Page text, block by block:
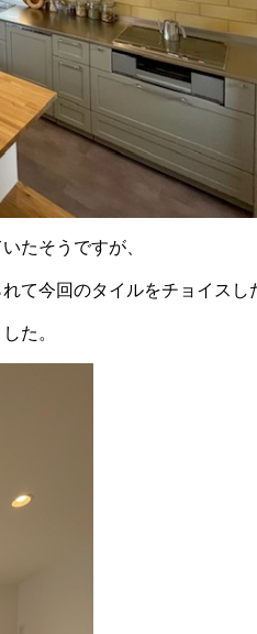
たそうですが、
て今回のタイルをチョイスし
た。